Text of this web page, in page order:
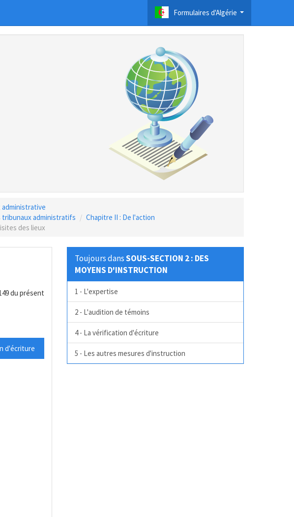
Formulaires d'Algérie
administrative
tribunaux administratifs
Chapitre II : De l'action
des lieux
du présent
d'écriture
Toujours dansSOUS-SECTION 2 : DES
MOYENS D'INSTRUCTION
1 - L'expertise
2 - L'audition de témoins
4 - La vérification d'écriture
5 - Les autres mesures d'instruction